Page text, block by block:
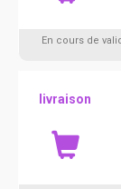
En cours de
livraison